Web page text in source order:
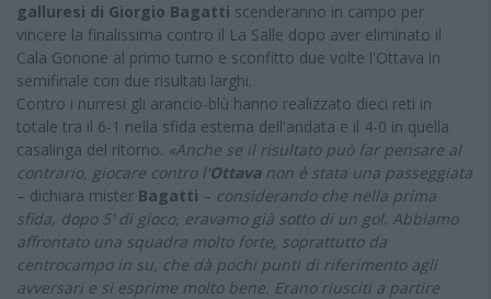
galluresi di Giorgio Bagatti scenderanno in campo per
vincere la finalissima contro il La Salle dopo aver eliminato il
Cala Gonone al primo turno e sconfitto due volte l'Ottava in
semifinale con due risultati larghi.
Contro i nurresi gli arancio-blù hanno realizzato dieci reti in
totale tra il 6-1 nella sfida esterna dell'andata e il 4-0 in quella
casalinga del ritorno. «Anche se il risultato può far pensare al
contrario, giocare contro l'Ottava non è stata una passeggiata
– dichiara mister Bagatti – considerando che nella prima
sfida, dopo 5' di gioco, eravamo già sotto di un gol. Abbiamo
affrontato una squadra molto forte, soprattutto da
centrocampo in su, che dà pochi punti di riferimento agli
avversari e si esprime molto bene. Erano riusciti a partire